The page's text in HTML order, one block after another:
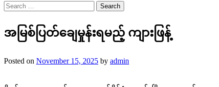
Search
for:
အမြစ်ပြတ်ချေမှုန်းရမည့် ကျားဖြန့်
Posted on November 15, 2025 by admin